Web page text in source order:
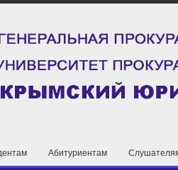
Абитуриентам